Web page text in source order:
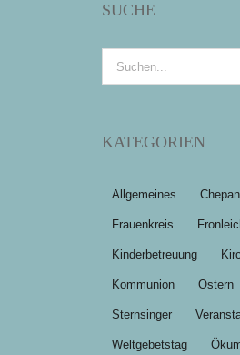
SUCHE
Suche
nach:
KATEGORIEN
Allgemeines
Frauenkreis
Kinderbetreuung
Kommunion Ostern
Sternsinger
Weltgebetstag